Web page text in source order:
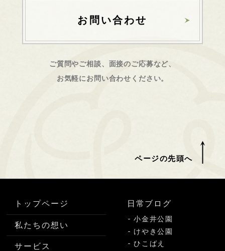
お問い合わせ
ご質問やご相談、面接のご応募など、
お気軽にお問い合わせください。
ページの先頭へ
トップページ
私たちの想い
サービス
日常ブログ
小金井公園
けやき公園
ひこばえ